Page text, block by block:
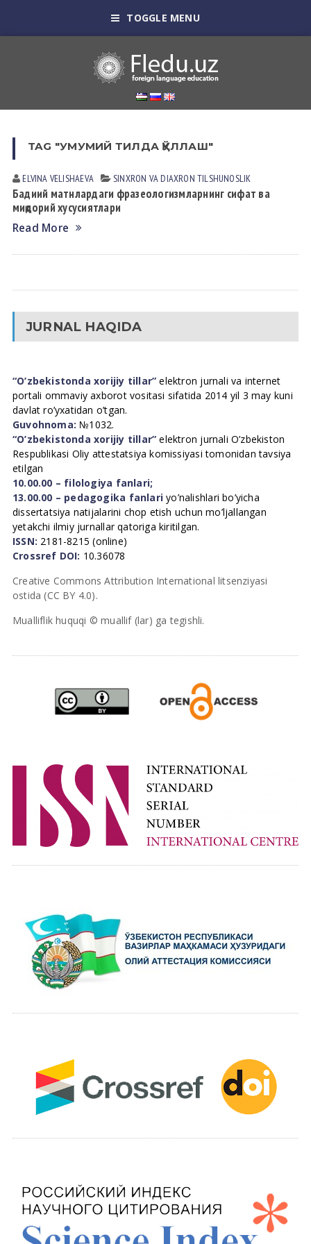
TOGGLE MENU
TAG "УМУМИЙ ТИЛДА ҚЎЛЛАШ"
ELVINA VELISHАEVА SINXRON VА DIАXRON TILSHUNOSLIK
Бадиий матнлардаги фразеологизмларнинг сифат ва
миқдорий хусусиятлари
Read More
JURNAL HAQIDA
“O’zbekistonda xorijiy tillar” elektron jurnali va internet
portali ommaviy axborot vositasi sifatida 2014 yil 3 may kuni
davlat ro’yxatidan o’tgan.
Guvohnoma: №1032.
“O’zbekistonda xorijiy tillar” elektron jurnali O’zbekiston
Respublikasi Oliy attestatsiya komissiyasi tomonidan tavsiya
etilgan
10.00.00 – filologiya fanlari;
13.00.00 – pedagogika fanlari yo’nalishlari bo’yicha
dissertatsiya natijalarini chop etish uchun mo’ljallangan
yetakchi ilmiy jurnallar qatoriga kiritilgan.
ISSN: 2181-8215 (online)
Crossref DOI: 10.36078
Creative Commons Attribution International litsenziyasi
ostida (CC BY 4.0).
Mualliflik huquqi © muallif (lar) ga tegishli.